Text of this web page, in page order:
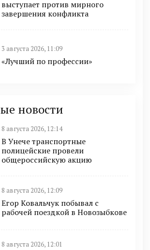
выступает против мирного
завершения конфликта
3 августа 2026, 11:09
«Лучший по профессии»
новости
8 августа 2026, 12:14
В Унече транспортные
полицейские провели
общероссийскую акцию
8 августа 2026, 12:09
Егор Ковальчук побывал с
рабочей поездкой в Новозыбкове
8 августа 2026, 12:01